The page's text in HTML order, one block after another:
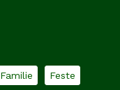
Familie Feste